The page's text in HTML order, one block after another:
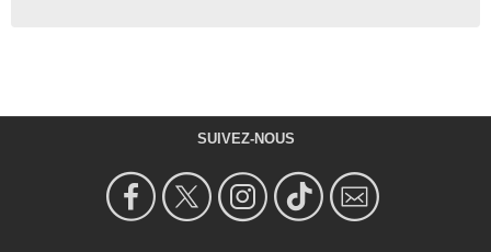
SUIVEZ-NOUS